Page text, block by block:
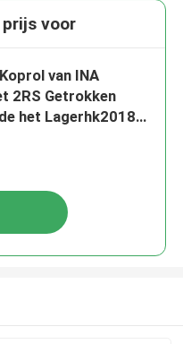
voor
van INA
2RS Getrokken
het Lagerhk2018